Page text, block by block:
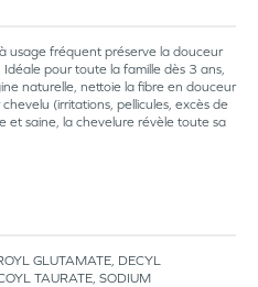
usage fréquent préserve la douceur
pour toute la famille dès 3 ans,
naturelle, nettoie la fibre en douceur
(irritations, pellicules, excès de
et saine, la chevelure révèle toute sa
GLUTAMATE, DECYL
TAURATE, SODIUM